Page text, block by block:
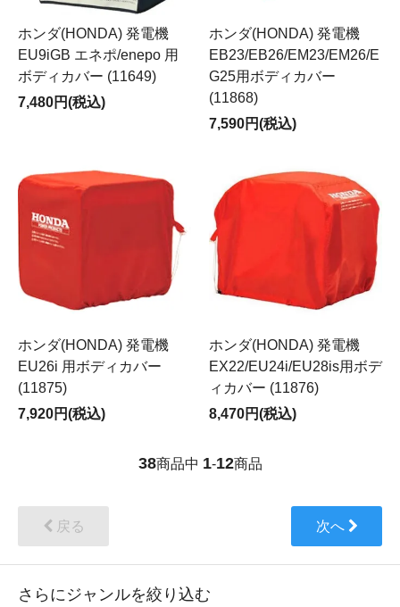
ホンダ(HONDA) 発電機
EU9iGB エネポ/enepo 用
ボディカバー (11649)
7,480円(税込)
ホンダ(HONDA) 発電機
EB23/EB26/EM23/EM26/E
G25用ボディカバー
(11868)
7,590円(税込)
ホンダ(HONDA) 発電機
EU26i 用ボディカバー
(11875)
7,920円(税込)
ホンダ(HONDA) 発電機
EX22/EU24i/EU28is用ボデ
ィカバー (11876)
8,470円(税込)
38商品中 1-12商品
戻る 次へ
さらにジャンルを絞り込む